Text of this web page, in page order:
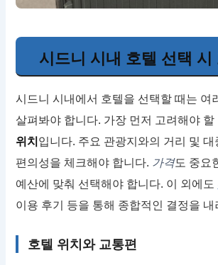
시드니 시내 호텔 선택 시
시드니 시내에서 호텔을 선택할 때는 여
살펴봐야 합니다. 가장 먼저 고려해야 할
위치입니다. 주요 관광지와의 거리 및
편의성을 체크해야 합니다. 가격도 중요
예산에 맞춰 선택해야 합니다. 이 외에도
이용 후기 등을 통해 종합적인 결정을
호텔 위치와 교통편